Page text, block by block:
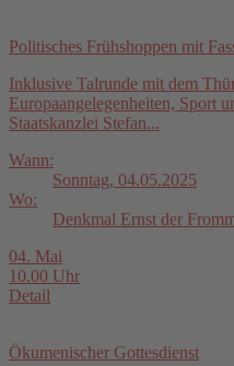
Politisches Frühshoppen mit
Inklusive Talrunde mit dem
Europaangelegenheiten, Sport
Staatskanzlei Stefan...
Wann:
Sonntag, 04.05.2025
Wo:
Denkmal Ernst der
04. Mai
10.00 Uhr
Detail
Ökumenischer Gottesdienst